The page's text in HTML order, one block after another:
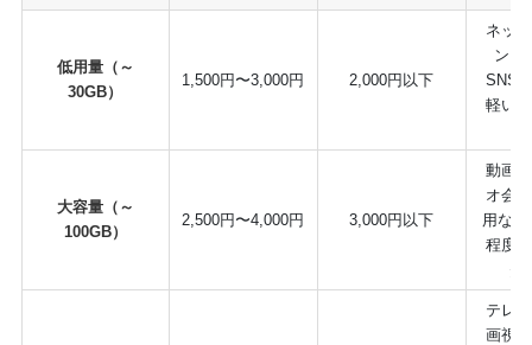
低用量（～
30GB）
1,500円〜3,000円 2,000円以下
ネッ
ン、
SNS
軽い
大容量（～
100GB）
2,500円〜4,000円 3,000円以下
動画
オ会
用な
程度
費
テレ
画視